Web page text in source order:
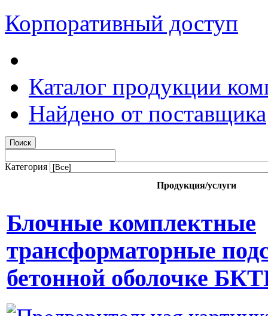
Корпоративный доступ
Каталог продукции
Найдено от поставщика
Категория
Продукция/услуги
Блочные комплектные
трансформаторные
бетонной оболочке